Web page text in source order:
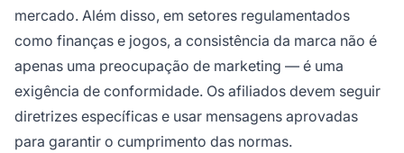
mercado. Além disso, em setores regulamentados
como finanças e jogos, a consistência da marca não é
apenas uma preocupação de marketing — é uma
exigência de conformidade. Os afiliados devem seguir
diretrizes específicas e usar mensagens aprovadas
para garantir o cumprimento das normas.